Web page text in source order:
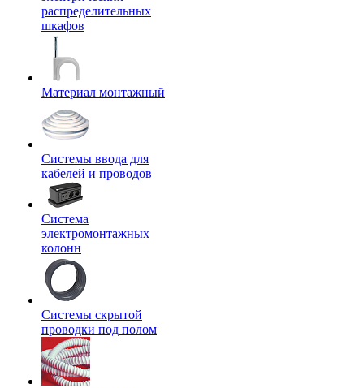
распределительных
шкафов
Материал монтажный
Системы ввода для
кабелей и проводов
Система
электромонтажных
колонн
Системы скрытой
проводки под полом